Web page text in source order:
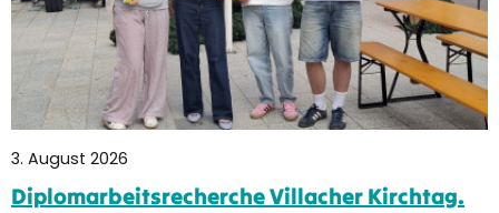
3. August 2026
Diplomarbeitsrecherche Villacher Kirchtag.